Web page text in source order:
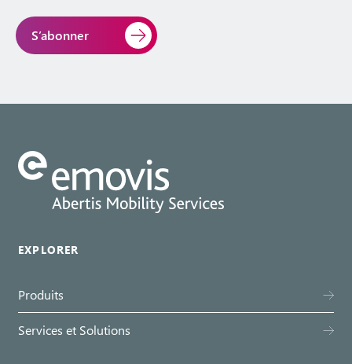
EXPLORER
Produits
Services et Solutions